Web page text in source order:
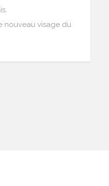
nouveau visage du